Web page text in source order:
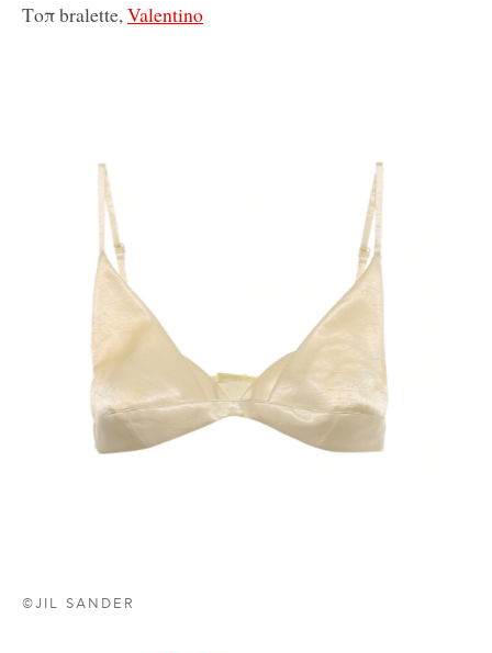
Τοπ bralette,Valentino
©JIL SANDER